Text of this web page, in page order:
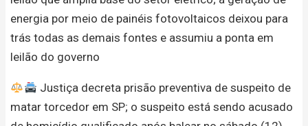
energia por meio de painéis fotovoltaicos deixou para
trás todas as demais fontes e assumiu a ponta em
leilão do governo
Justiça decreta prisão preventiva de suspeito de
matar torcedor em SP; o suspeito está sendo acusado